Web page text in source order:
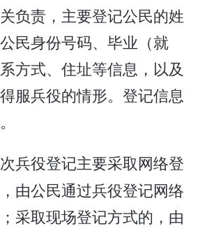
负责，主要登记公民的姓
民身份号码、毕业（就
方式、住址等信息，以及
服兵役的情形。登记信息
兵役登记主要采取网络登
由公民通过兵役登记网络
采取现场登记方式的，由